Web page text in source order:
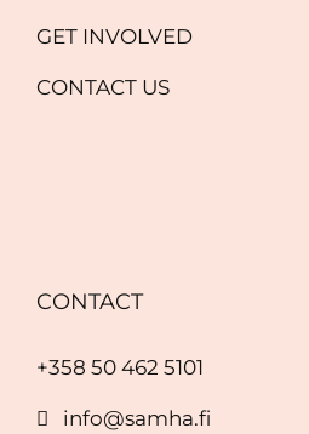
GET INVOLVED
CONTACT US
CONTACT
+358 50 462 5101
info@samha.fi